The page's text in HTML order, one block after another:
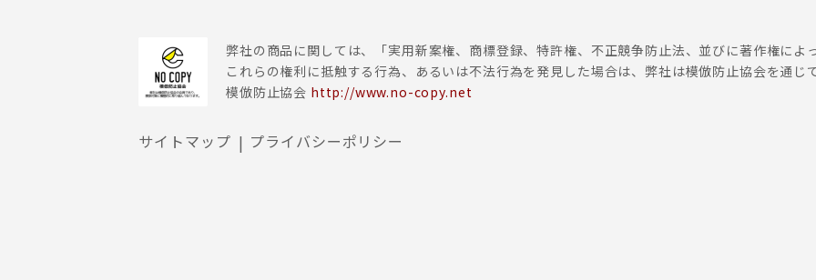
弊社の商品に関しては、「実用新案権、商標登録、特許権、不正競争防止法、並びに著作権によ
これらの権利に抵触する行為、あるいは不法行為を発見した場合は、弊社は模倣防止協会を通じ
模倣防止協会 http://www.no-copy.net
サイトマップ プライバシーポリシー